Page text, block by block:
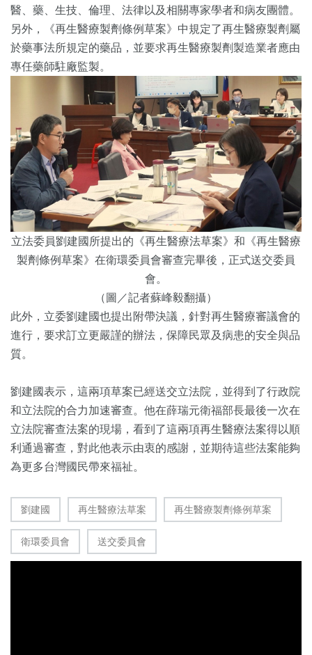
醫、藥、生技、倫理、法律以及相關專家學者和病友團體。
另外，《再生醫療製劑條例草案》中規定了再生醫療製劑屬
於藥事法所規定的藥品，並要求再生醫療製劑製造業者應由
專任藥師駐廠監製。
立法委員劉建國所提出的《再生醫療法草案》和《再生醫療
製劑條例草案》在衛環委員會審查完畢後，正式送交委員
會。
（圖／記者蘇峰毅翻攝）
此外，立委劉建國也提出附帶決議，針對再生醫療審議會的
進行，要求訂立更嚴謹的辦法，保障民眾及病患的安全與品
質。
劉建國表示，這兩項草案已經送交立法院，並得到了行政院
和立法院的合力加速審查。他在薛瑞元衛福部長最後一次在
立法院審查法案的現場，看到了這兩項再生醫療法案得以順
利通過審查，對此他表示由衷的感謝，並期待這些法案能夠
為更多台灣國民帶來福祉。
劉建國 再生醫療法草案 再生醫療製劑條例草案
衛環委員會 送交委員會